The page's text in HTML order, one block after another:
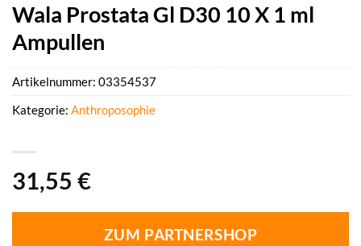
Wala Prostata Gl D30 10 X 1 ml
Ampullen
31,55 €
ZUM PARTNERSHOP
Artikelnummer: 03354537
Kategorie: Anthroposophie